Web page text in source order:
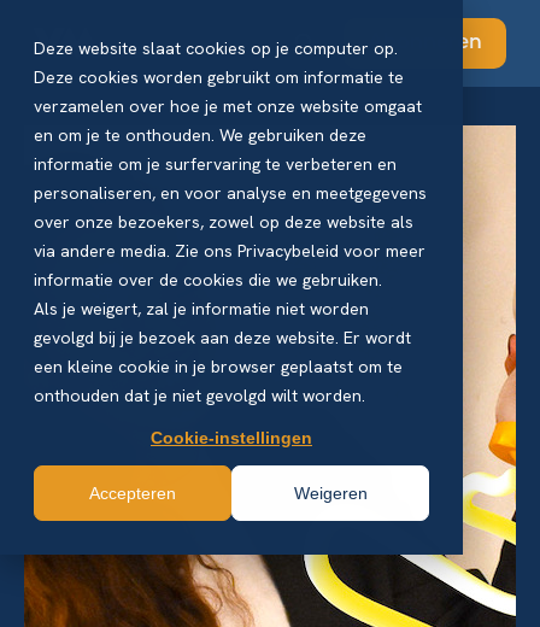
Deze website slaat cookies op je computer op.
Deze cookies worden gebruikt om informatie te
verzamelen over hoe je met onze website omgaat
en om je te onthouden. We gebruiken deze
informatie om je surfervaring te verbeteren en
personaliseren, en voor analyse en meetgegevens
over onze bezoekers, zowel op deze website als
via andere media. Zie ons Privacybeleid voor meer
informatie over de cookies die we gebruiken.
Als je weigert, zal je informatie niet worden
gevolgd bij je bezoek aan deze website. Er wordt
een kleine cookie in je browser geplaatst om te
onthouden dat je niet gevolgd wilt worden.
Cookie-instellingen
Accepteren Weigeren
Abonneren